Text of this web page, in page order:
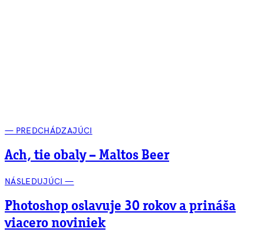
— PREDCHÁDZAJÚCI
Ach, tie obaly – Maltos Beer
NÁSLEDUJÚCI —
Photoshop oslavuje 30 rokov a prináša
viacero noviniek